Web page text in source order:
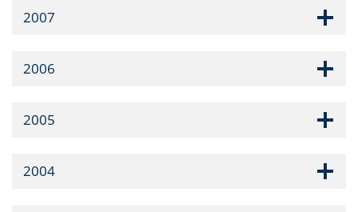
2007
2006
2005
2004